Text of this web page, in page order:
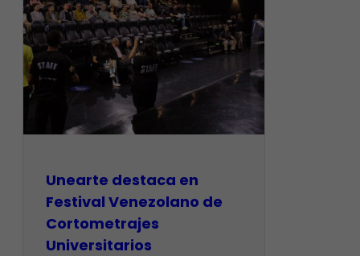
Unearte destaca en
Festival Venezolano de
Cortometrajes
Universitarios